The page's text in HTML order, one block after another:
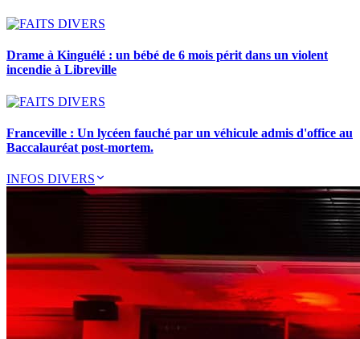
Drame à Kinguélé : un bébé de 6 mois périt dans un violent
incendie à Libreville
Franceville : Un lycéen fauché par un véhicule admis d'office au
Baccalauréat post-mortem.
INFOS DIVERS